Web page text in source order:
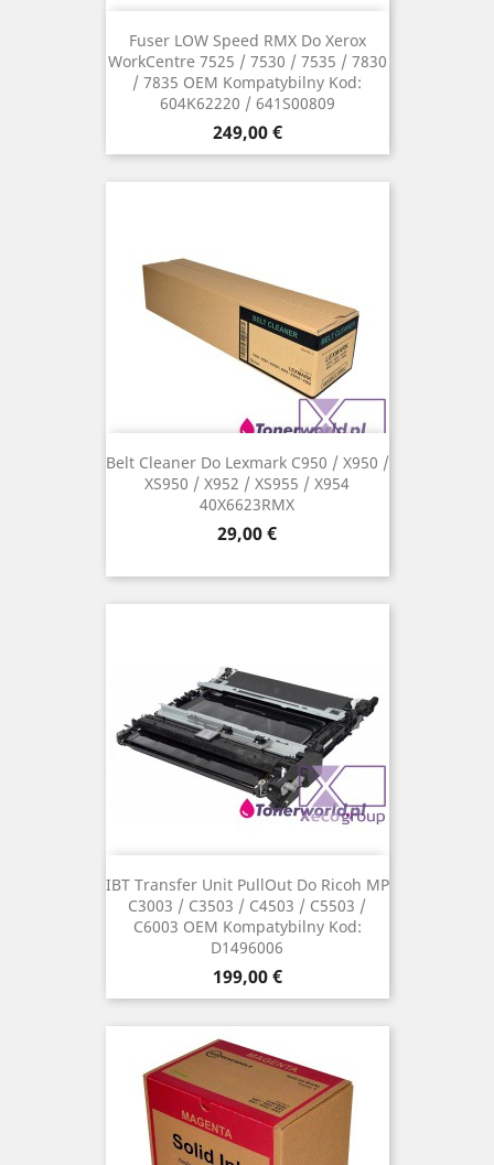
Fuser LOW Speed RMX Do Xerox
WorkCentre 7525 / 7530 / 7535 / 7830
/ 7835 OEM Kompatybilny Kod:
604K62220 / 641S00809
Cena
249,00 €
Belt Cleaner Do Lexmark C950 / X950 /
XS950 / X952 / XS955 / X954
40X6623RMX
Cena
29,00 €
IBT Transfer Unit PullOut Do Ricoh MP
C3003 / C3503 / C4503 / C5503 /
C6003 OEM Kompatybilny Kod:
D1496006
Cena
199,00 €